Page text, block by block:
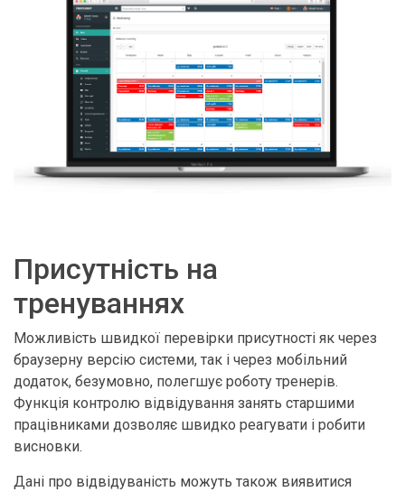
Присутність на
тренуваннях
Можливість швидкої перевірки присутності як через
браузерну версію системи, так і через мобільний
додаток, безумовно, полегшує роботу тренерів.
Функція контролю відвідування занять старшими
працівниками дозволяє швидко реагувати і робити
висновки.
Дані про відвідуваність можуть також виявитися